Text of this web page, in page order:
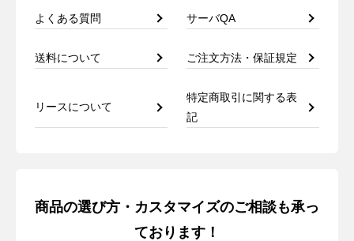
よくある質問 サーバQA
送料について ご注文方法・保証規定
リースについて
特定商取引に関する表
記
商品の選び方・カスタマイズのご相談も承っ
ております！